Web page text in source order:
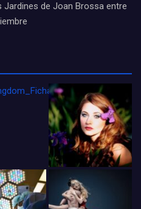
Jardines de Joan Brossa entre